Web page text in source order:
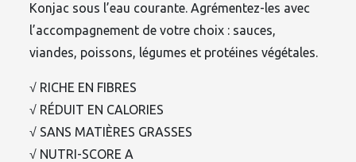
Konjac sous l’eau courante. Agrémentez-les avec
l’accompagnement de votre choix : sauces,
viandes, poissons, légumes et protéines végétales.
√ RICHE EN FIBRES
√ RÉDUIT EN CALORIES
√ SANS MATIÈRES GRASSES
√ NUTRI-SCORE A